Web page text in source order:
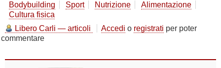
Bodybuilding
Sport Nutrizione
Alimentazione
Cultura fisica
Libero Carli — articoli
Accedi o registrati per poter
commentare